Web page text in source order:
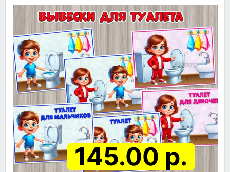
145.00 р.